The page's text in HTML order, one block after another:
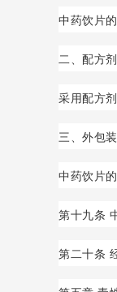
中药饮片
二、配方
采用配方
三、外包装
中药饮片
第十九条
第二十条